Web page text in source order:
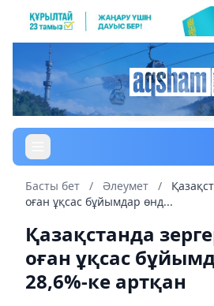
Басты бет / Әлеумет /
оған ұқсас бұйымдар өнд...
Қазақстанда
оған ұқсас
28,6%-ке артқан